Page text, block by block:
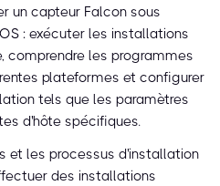
un capteur Falcon sous
: exécuter les installations
comprendre les programmes
plateformes et configurer
tels que les paramètres
d'hôte spécifiques.
et les processus d'installation
des installations